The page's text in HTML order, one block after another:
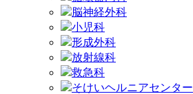
脳神経外科
小児科
形成外科
放射線科
救急科
そけいヘルニアセンター